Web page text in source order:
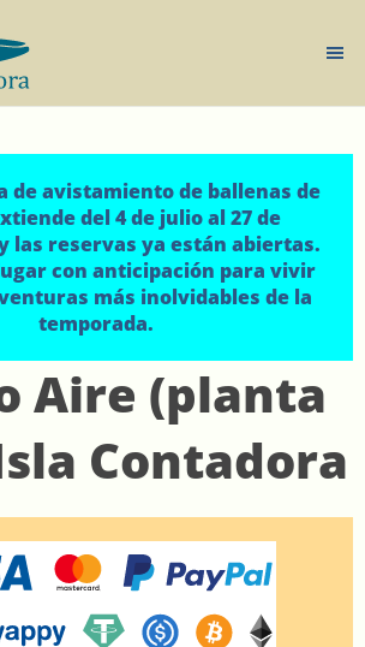
de avistamiento de ballenas de
del 4 de julio al 27 de
las reservas ya están abiertas.
con anticipación para vivir
más inolvidables de la
temporada.
Aire (planta
Contadora